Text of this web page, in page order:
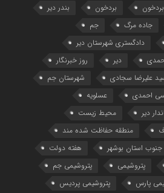
بردخون
بندر دیر
جاده مرگ
جم
دادگستری شهرستان دیر
دیر
روز خبرنگار
علیرضا سجادی
شهرستان جم
احمدی
عسلویه
دیر
محیط زیست
منطقه حفاظت شده مند
جنوب استان بوشهر
هفته دولت
پتروشیمی
پتروشیمی جم
پارس
پتروشیمی پردیس